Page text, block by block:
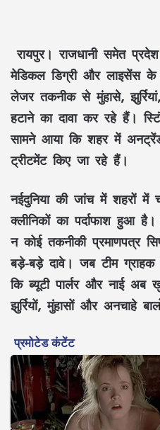
रायपुर।राजधानी समेत
मेडिकल डिग्री और लाइसेंस के
लेजर तकनीक से मुंहासे,
हटाने का दावा कर रहे हैं।
सामने आया कि शहर में
ट्रीटमेंट किए जा रहे हैं।
नईदुनिया की जांच में शहरों में
क्लीनिकों का पर्दाफाश हुआ
न कोई तकनीकी प्रमाणपत्र
बड़े-बड़े दावे। जब टीम
कि ब्यूटी पार्लर और नाई अब
झुर्रियों, मुंहासों और अनचाहे